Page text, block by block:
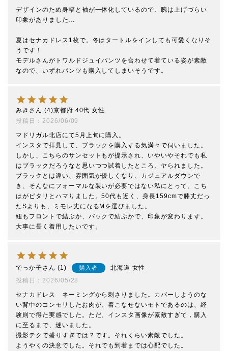
デザインのため身幅と袖が一体化しているので、腕は上げづらい
印象がありました…
夏はセナカドレス1枚で。冬はタートルをインしても可愛くなりそ
うです！
モデルさんがトワルドジュイパンツを合わせて着ている姿が素敵
なので、いずれパンツも購入してしまいそうです。
みき 4 京都府 40代 女性
投稿日
2026/06/09
マドリガル北店にて5月上旬に購入。
インスタで拝見して、ブラックを購入する気満々で伺いました。
しかし、こちらのサンセットもが提示され、いやいやそれでも私
はブラックだろうなと思いつつ試着したところ、ヤられました。
ブラックとは違い、雰囲気が優しくなり、カジュアルダウンで
き、そんなにフォーマルな装いが必要ではない私にとって、こち
はがピタリとハマりました。50代も近く、身長159cmで膝丈だっ
たSよりも、ミモレ丈になるMを選びました。
紐もフロントで結ぶか、バックで結ぶかで、印象が変わります。
大事に長く着用したいです。
でっか子 1 購入者 北海道 女性
投稿日
2026/05/28
セナカドレス　ネーミングから刺さりました。カバーしようのな
い背中のコンモリしたお肉が、着こなせないモトであるのは、経
験則で得た実感でした。ただ、インスタ画像が素敵すぎて，購入
に至るまで、迷いました。
撮影テクで盛りすぎでは？です。それくらい素敵でした。
ようやくの決意でした。それでも到着までは心配でした。